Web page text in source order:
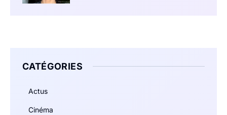
CATÉGORIES
Actus
Cinéma